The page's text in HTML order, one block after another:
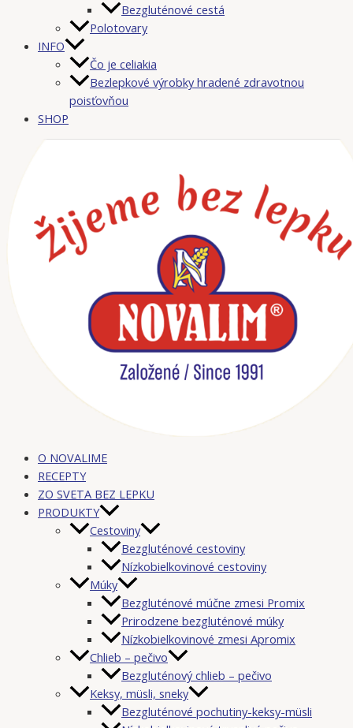
Bezgluténové cestá
Polotovary
INFO
Čo je celiakia
Bezlepkové výrobky hradené zdravotnou
poisťovňou
SHOP
O NOVALIME
RECEPTY
ZO SVETA BEZ LEPKU
PRODUKTY
Cestoviny
Bezgluténové cestoviny
Nízkobielkovinové cestoviny
Múky
Bezgluténové múčne zmesi Promix
Prirodzene bezgluténové múky
Nízkobielkovinové zmesi Apromix
Chlieb – pečivo
Bezgluténový chlieb – pečivo
Keksy, müsli, sneky
Bezgluténové pochutiny-keksy-müsli